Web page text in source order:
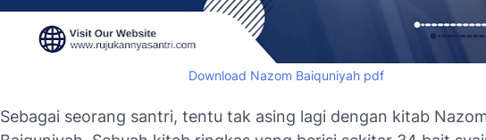
Download Nazom Baiquniyah pdf
Sebagai seorang santri, tentu tak asing lagi dengan kitab